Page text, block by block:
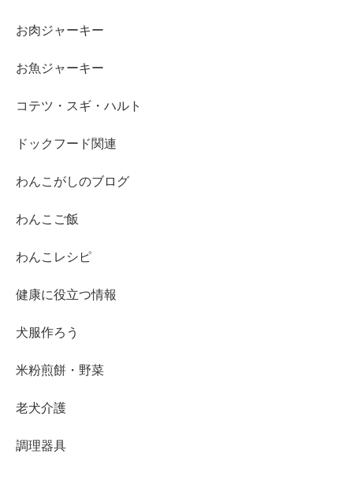
お肉ジャーキー
お魚ジャーキー
コテツ・スギ・ハルト
ドックフード関連
わんこがしのブログ
わんこご飯
わんこレシピ
健康に役立つ情報
犬服作ろう
米粉煎餅・野菜
老犬介護
調理器具